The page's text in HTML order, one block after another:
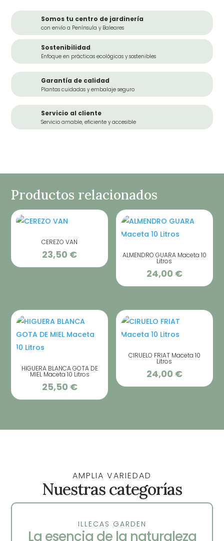
Somos tu centro de jardinería
con envío a Península y Baleares
Sostenibilidad
Enfoque en prácticas ecológicas y sostenibles
Garantía de calidad
Plantas cuidadas y embalaje seguro
Servicio al cliente
Servicio amable, eficiente y accesible
Productos relacionados
CEREZO VAN
23,50 € ALMENDRO GUARA Maceta 10
Litros
24,00 €
HIGUERA BLANCA GOTA DE
MIEL Maceta 10 Litros
25,50 €
CIRUELO FRIAT Maceta 10
Litros
24,00 €
AMPLIA VARIEDAD
Nuestras categorías
ILLECAS GARDEN
La esencia de la naturaleza